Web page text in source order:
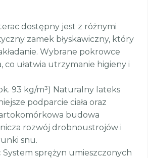
dostępny jest z różnymi
zamek błyskawiczny, który
Wybrane pokrowce
ułatwia utrzymanie higieny i
93 kg/m³) Naturalny lateks
podparcie ciała oraz
budowa
rozwój drobnoustrojów i
snu.
System sprężyn umieszczonych